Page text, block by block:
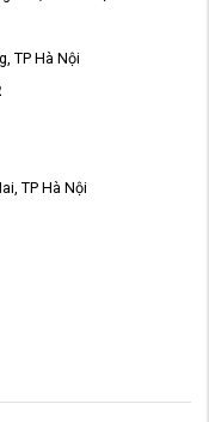
TP Hà Nội
TP Hà Nội